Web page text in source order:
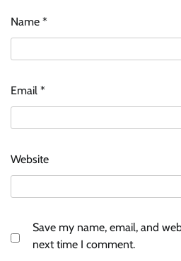
Name *
Email *
Website
Save my name, email, and
next time I comment.